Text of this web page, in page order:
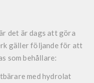
det är dags att göra
gäller följande för att
som behållare:
med hydrolat